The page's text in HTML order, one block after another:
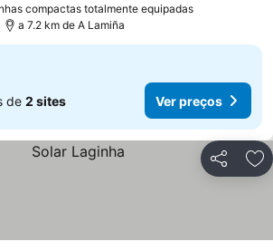
compactas totalmente equipadas
a 7.2 km de A Lamiña
de 2 sites Ver preços
Partilhar